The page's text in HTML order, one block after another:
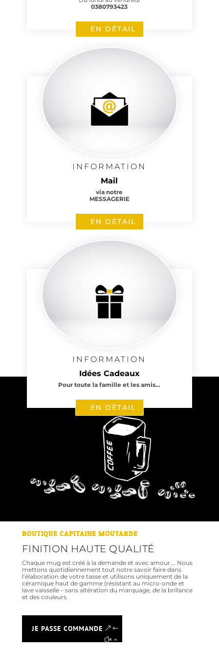
0380793423
EN DÉTAIL
INFORMATION
Mail
via notre
MESSAGERIE
EN DÉTAIL
INFORMATION
Idées Cadeaux
Pour toute la famille et les amis…
EN DÉTAIL
BOUTIQUE CAPITAINE MOUTARDE
FINITION HAUTE QUALITÉ
Chaque mug est créé à la demande et avec amour…. Nous
mettons quotidiennement tout notre savoir faire dans
l’élaboration de votre tasse et utilisons uniquement de la
céramique haut de gamme (résistant au micro-onde et
lave vaisselle – sans altération du marquage, de la brillance
et des couleurs.
JE PASSE COMMANDE